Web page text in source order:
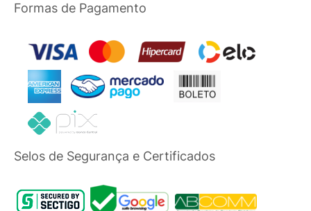
Formas de Pagamento
Selos de Segurança e Certificados